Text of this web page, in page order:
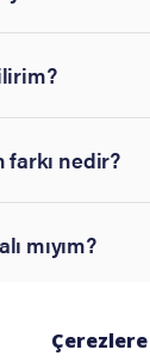
farkı nedir?
mıyım?